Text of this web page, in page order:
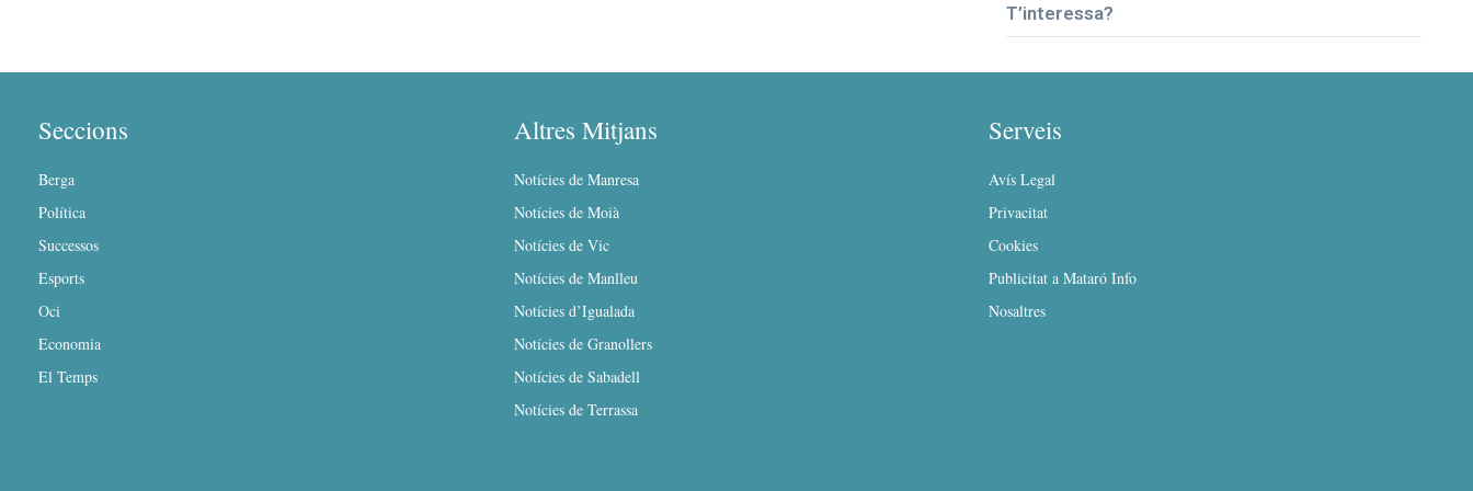
T’interessa?
Seccions
Berga
Política
Successos
Esports
Oci
Economia
El Temps
Altres Mitjans
Notícies de Manresa
Notícies de Moià
Notícies de Vic
Notícies de Manlleu
Notícies d’Igualada
Notícies de Granollers
Notícies de Sabadell
Notícies de Terrassa
Serveis
Avís Legal
Privacitat
Cookies
Publicitat a Mataró Info
Nosaltres